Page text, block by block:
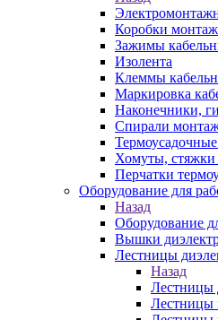
Коробки
Зажимы
Изолента
Клеммы
Маркировка
Наконечники,
Спирали
Хомуты, стяжки
Перчатки
Оборудование для
Назад
Оборудование
Вышки
Лестницы
Назад
Лестницы
Лестницы